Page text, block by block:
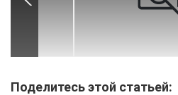
Поделитесь этой статьей: